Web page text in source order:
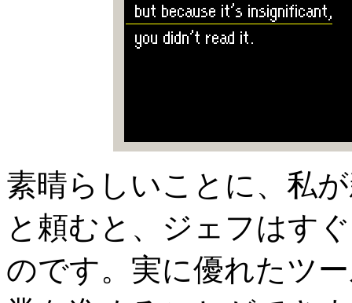
素晴らしいことに、私
と頼むと、ジェフはす
のです。実に優れたツ